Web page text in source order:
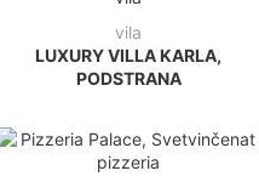
vila
LUXURY VILLA KARLA,
PODSTRANA